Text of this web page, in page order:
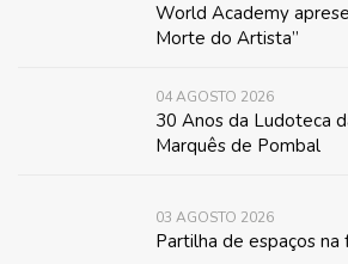
World Academy
Morte do Artista”
04 AGOSTO 2026
30 Anos da Ludoteca
Marquês de Pombal
03 AGOSTO 2026
Partilha de espaços na